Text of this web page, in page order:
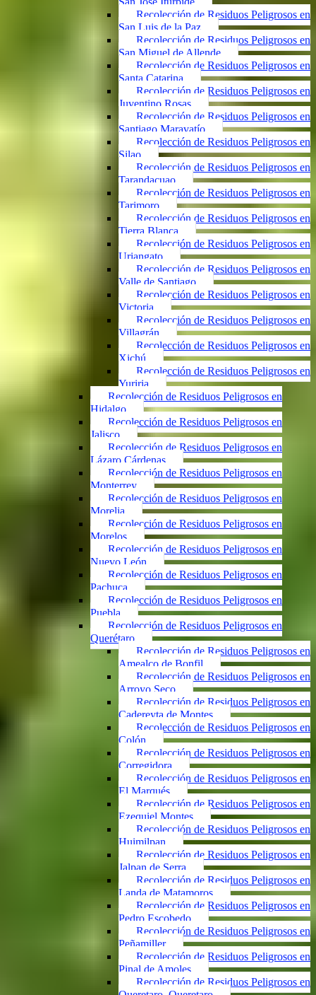
Recolección de Residuos Peligrosos en
San Luis de la Paz
Recolección de Residuos Peligrosos en
San Miguel de Allende
Recolección de Residuos Peligrosos en
Santa Catarina
Recolección de Residuos Peligrosos en
Juventino Rosas
Recolección de Residuos Peligrosos en
Santiago Maravatío
Recolección de Residuos Peligrosos en
Silao
Recolección de Residuos Peligrosos en
Tarandacuao
Recolección de Residuos Peligrosos en
Tarimoro
Recolección de Residuos Peligrosos en
Tierra Blanca
Recolección de Residuos Peligrosos en
Uriangato
Recolección de Residuos Peligrosos en
Valle de Santiago
Recolección de Residuos Peligrosos en
Victoria
Recolección de Residuos Peligrosos en
Villagrán
Recolección de Residuos Peligrosos en
Xichú
Recolección de Residuos Peligrosos en
Yuriria
Recolección de Residuos Peligrosos en
Hidalgo
Recolección de Residuos Peligrosos en
Jalisco
Recolección de Residuos Peligrosos en
Lázaro Cárdenas
Recolección de Residuos Peligrosos en
Monterrey
Recolección de Residuos Peligrosos en
Morelia
Recolección de Residuos Peligrosos en
Morelos
Recolección de Residuos Peligrosos en
Nuevo León
Recolección de Residuos Peligrosos en
Pachuca
Recolección de Residuos Peligrosos en
Puebla
Recolección de Residuos Peligrosos en
Querétaro
Recolección de Residuos Peligrosos en
Amealco de Bonfil
Recolección de Residuos Peligrosos en
Arroyo Seco
Recolección de Residuos Peligrosos en
Cadereyta de Montes
Recolección de Residuos Peligrosos en
Colón
Recolección de Residuos Peligrosos en
Corregidora
Recolección de Residuos Peligrosos en
El Marqués
Recolección de Residuos Peligrosos en
Ezequiel Montes
Recolección de Residuos Peligrosos en
Huimilpan
Recolección de Residuos Peligrosos en
Jalpan de Serra
Recolección de Residuos Peligrosos en
Landa de Matamoros
Recolección de Residuos Peligrosos en
Pedro Escobedo
Recolección de Residuos Peligrosos en
Peñamiller
Recolección de Residuos Peligrosos en
Pinal de Amoles
Recolección de Residuos Peligrosos en